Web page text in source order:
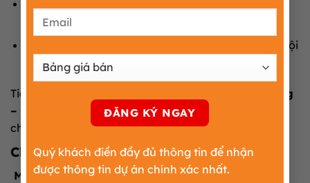
Quý khách điền đầy đủ thông tin để nhận
được thông tin dự án chính xác nhất.
thải
nội
khu
Tiến độ rõ ràng giúp doanh nghiệp
lên lịch xây dựng
– lắp đặt máy móc – vận hànhđúng kế hoạch khi
chọn
CCN Vân Du – Quang Vinh – Hưng Yên
Chi phí đầu tư & ưu đãi nổi bật
Mức phí – đơn giá tham khảo